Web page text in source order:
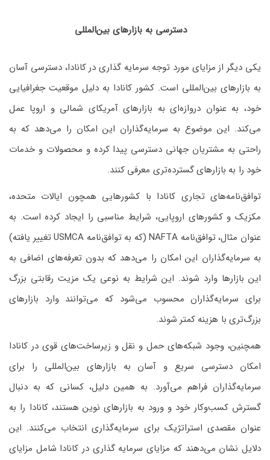
دسترسی به بازارهای بین‌المللی
یکی دیگر از مزایای مورد توجه سرمایه گذاری در کانادا، دسترسی آسان
به بازارهای بین‌المللی است. کشور کانادا به دلیل موقعیت جغرافیایی
خود، به عنوان دروازه‌ای به بازارهای آمریکای شمالی و اروپا عمل
می‌کند. این موضوع به سرمایه‌گذاران این امکان را می‌دهد که به
راحتی به مشتریان جهانی دسترسی پیدا کرده و محصولات و خدمات
خود را به بازارهای گسترده‌تری معرفی کنند.
توافق‌نامه‌های تجاری کانادا با کشورهایی همچون ایالات متحده،
مکزیک و کشورهای اروپایی، شرایط مناسبی را ایجاد کرده است. به
عنوان مثال، توافق‌نامه NAFTA (که به توافق‌نامه USMCA تغییر یافته)
به سرمایه‌گذاران این امکان را می‌دهد که بدون تعرفه‌های اضافی به
این بازارها وارد شوند. این شرایط به نوعی یک مزیت رقابتی بزرگ
برای سرمایه‌گذاران محسوب می‌شود که می‌توانند وارد بازارهای
بزرگ‌تری با هزینه کمتر شوند.
همچنین، وجود شبکه‌های حمل و نقل و زیرساخت‌های قوی در کانادا
امکان دسترسی سریع و آسان به بازارهای بین‌المللی را برای
سرمایه‌گذاران فراهم می‌آورد. به همین دلیل، کسانی که به دنبال
گسترش کسب‌وکار خود و ورود به بازارهای نوین هستند، کانادا را به
عنوان مقصدی استراتژیک برای سرمایه‌گذاری انتخاب می‌کنند. این
دلایل نشان می‌دهند که مزایای سرمایه گذاری در کانادا شامل مزایای